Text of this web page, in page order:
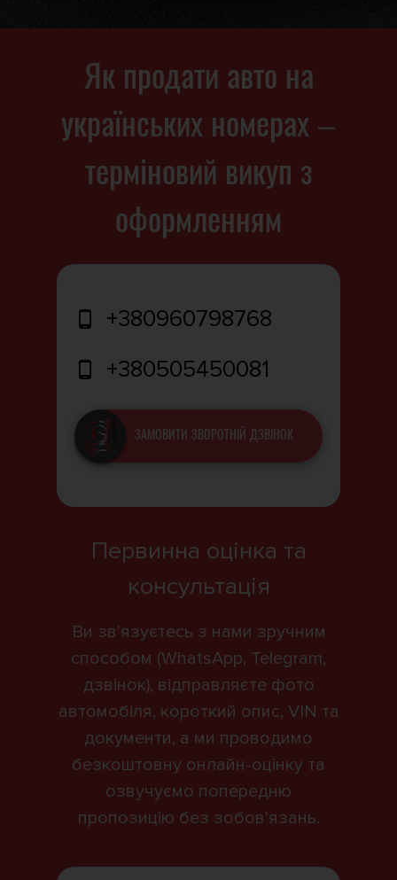
Як продати авто на
українських номерах –
терміновий викуп з
оформленням
+380960798768
+380505450081
ЗАМОВИТИ ЗВОРОТНІЙ ДЗВІНОК
Первинна оцінка та
консультація
Ви зв'язуєтесь з нами зручним
способом (WhatsApp, Telegram,
дзвінок), відправляєте фото
автомобіля, короткий опис, VIN та
документи, а ми проводимо
безкоштовну онлайн-оцінку та
озвучуємо попередню
пропозицію без зобов'язань.